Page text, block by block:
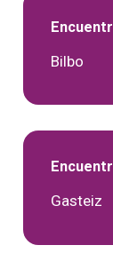
Bilbo
Gasteiz